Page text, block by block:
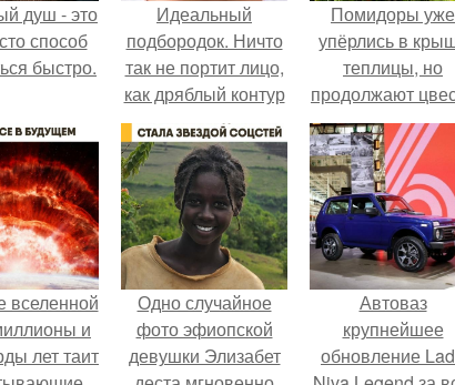
душ - это
способ
быстро.
Идеальный
подбородок. Ничто
так не портит лицо,
как дряблый контур
или второй
подбородок.
Помидоры уже
упёрлись в
теплицы, но
продолжают
как
вселенной
и
лет таит
Одно случайное
фото эфиопской
девушки Элизабет
Автоваз
крупнейшее
обновление